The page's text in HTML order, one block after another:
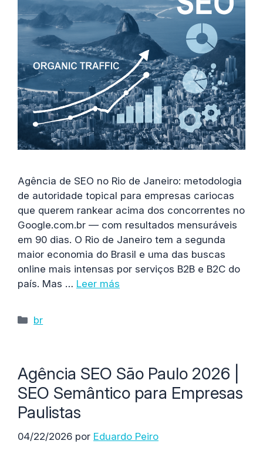
Agência de SEO no Rio de Janeiro: metodologia
de autoridade topical para empresas cariocas
que querem rankear acima dos concorrentes no
Google.com.br — com resultados mensuráveis
em 90 dias. O Rio de Janeiro tem a segunda
maior economia do Brasil e uma das buscas
online mais intensas por serviços B2B e B2C do
país. Mas … Leer más
Categorías
br
Agência SEO São Paulo 2026 |
SEO Semântico para Empresas
Paulistas
04/22/2026 por Eduardo Peiro